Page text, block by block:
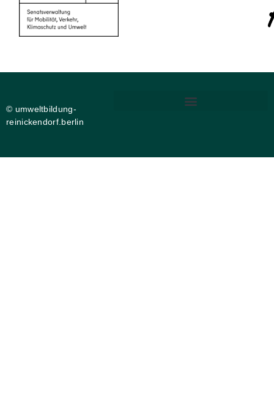
© umweltbildung-
reinickendorf.berlin